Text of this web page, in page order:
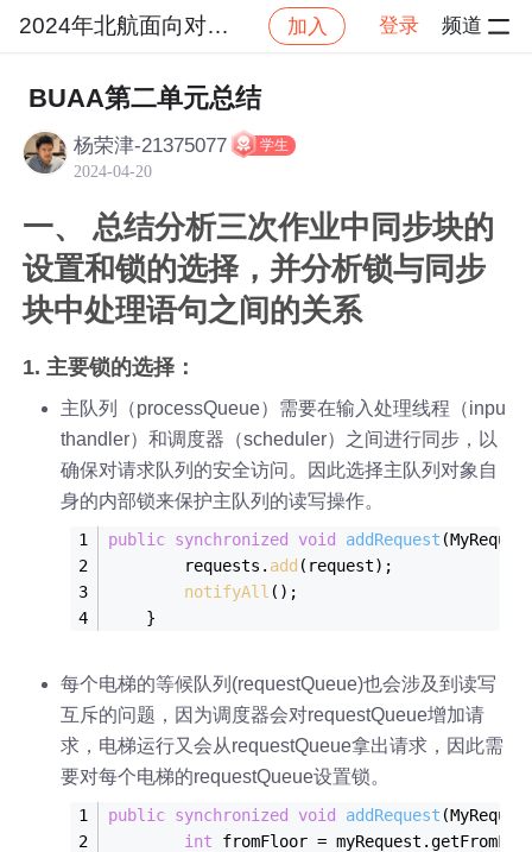
2024年北航面向对象设计与构造 加入 登录 频道
社区 2024年北航面向对象设计与构造
BUAA第二单元总结
杨荣津-21375077 学生
2024-04-20
一、 总结分析三次作业中同步块的
设置和锁的选择，并分析锁与同步
块中处理语句之间的关系
1. 主要锁的选择：
主队列（processQueue）需要在输入处理线程（inpu
thandler）和调度器（scheduler）之间进行同步，以
确保对请求队列的安全访问。因此选择主队列对象自
身的内部锁来保护主队列的读写操作。
public synchronized void addRequest
        requests.
add (request);
notifyAll ();
    }
每个电梯的等候队列(requestQueue)也会涉及到读写
互斥的问题，因为调度器会对requestQueue增加请
求，电梯运行又会从requestQueue拿出请求，因此需
要对每个电梯的requestQueue设置锁。
public synchronized void addRequest
int fromFloor = myRequest.get